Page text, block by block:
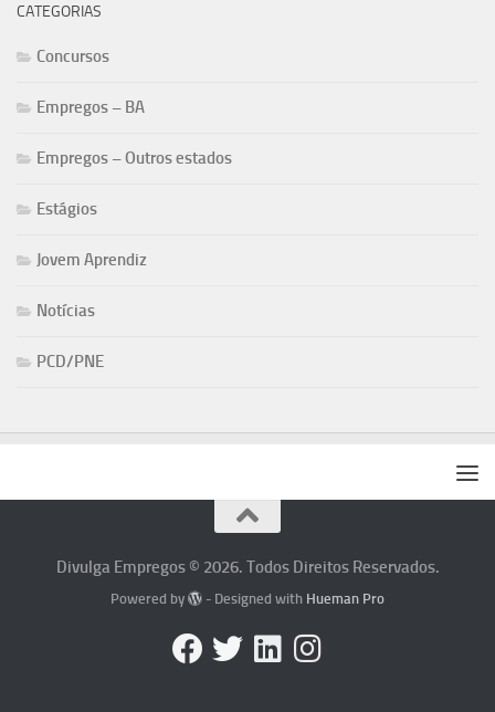
CATEGORIAS
Concursos
Empregos – BA
Empregos – Outros estados
Estágios
Jovem Aprendiz
Notícias
PCD/PNE
Divulga Empregos © 2026. Todos Direitos Reservados.
Powered by - Designed with Hueman Pro